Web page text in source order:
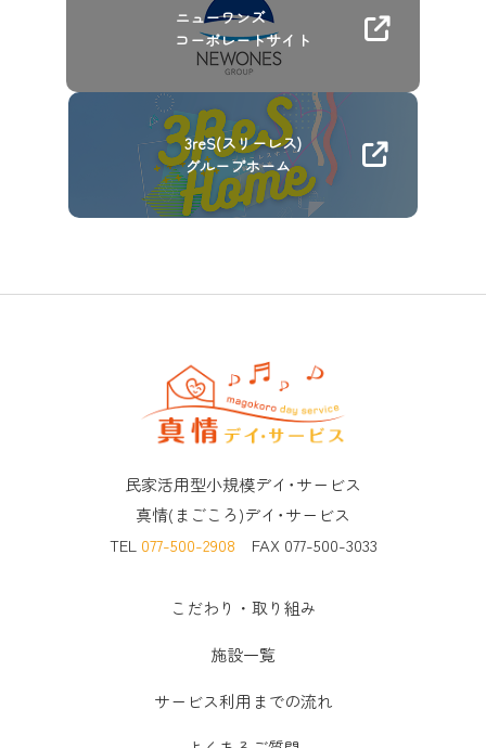
ニューワンズ
コーポレートサイト
3reS(スリーレス)
グループホーム
民家活用型小規模デイ･サービス
真情(まごころ)デイ･サービス
TEL 077-500-2908 FAX 077-500-3033
こだわり・取り組み
施設一覧
サービス利用までの流れ